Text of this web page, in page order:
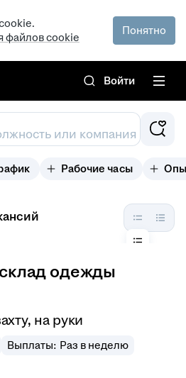
файлов cookie
Понятно
Войти
или компания
Рабочие часы
одежды
на руки
Выплаты: Раз в неделю